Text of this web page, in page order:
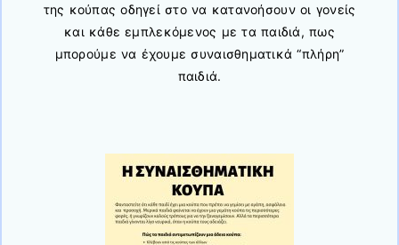
της κούπας οδηγεί στο να κατανοήσουν οι γονείς
και κάθε εμπλεκόμενος με τα παιδιά, πως
μπορούμε να έχουμε συναισθηματικά “πλήρη”
παιδιά.